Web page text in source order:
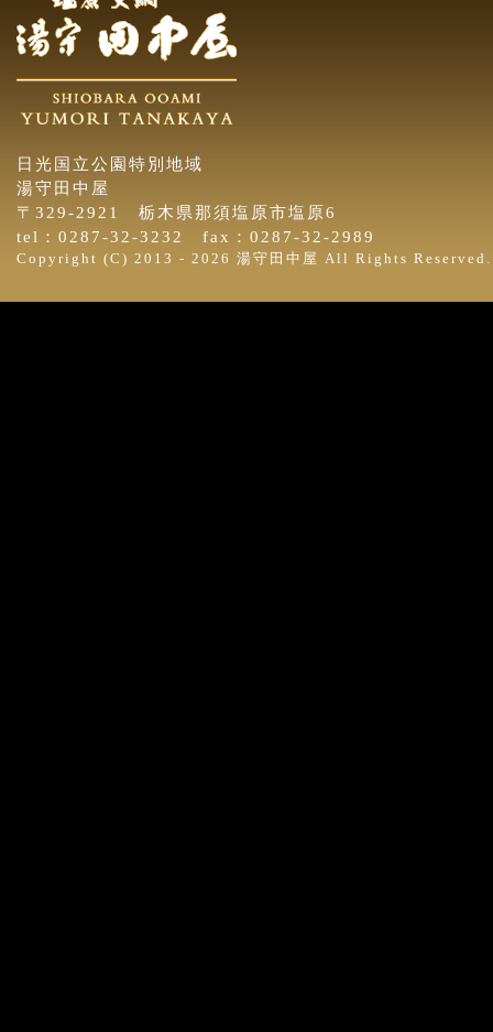
日光国立公園特別地域
湯守田中屋
〒329-2921 栃木県那須塩原市塩原6
tel：0287-32-3232 fax：0287-32-2989
Copyright (C) 2013 - 2026 湯守田中屋 All Rights Reserved.